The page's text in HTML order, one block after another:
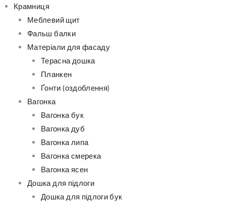
Крамниця
Меблевий щит
Фальш балки
Матеріали для фасаду
Терасна дошка
Планкен
Ґонти (оздоблення)
Вагонка
Вагонка бук
Вагонка дуб
Вагонка липа
Вагонка смерека
Вагонка ясен
Дошка для підлоги
Дошка для підлоги бук